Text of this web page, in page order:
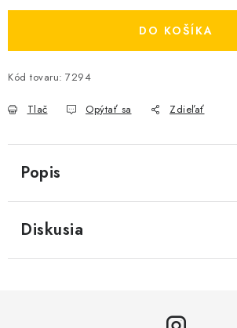
DO KOŠÍKA
Kód tovaru: 7294
Tlač Opýtať sa Zdieľať
Popis
Diskusia